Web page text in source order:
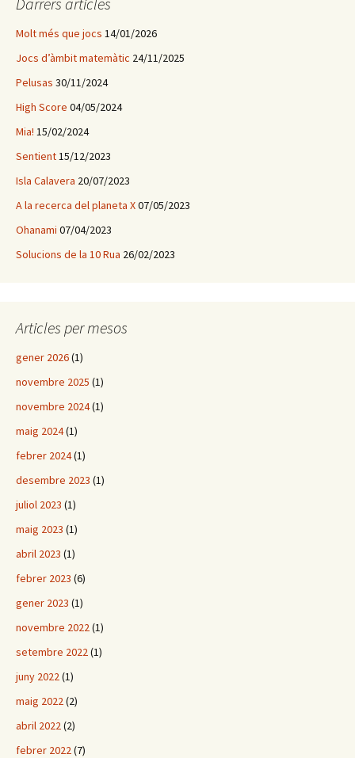
:
Molt més que jocs 14/01/2026
Jocs d’àmbit matemàtic 24/11/2025
Pelusas 30/11/2024
High Score 04/05/2024
Mia! 15/02/2024
Sentient15/12/2023
Isla Calavera 20/07/2023
A la recerca del planeta X07/05/2023
Ohanami 07/04/2023
Solucions de la 10 Rua 26/02/2023
Articles per mesos
gener 2026(1)
novembre 2025 (1)
novembre 2024(1)
maig 2024(1)
febrer 2024(1)
desembre 2023 (1)
juliol 2023 (1)
maig 2023 (1)
abril 2023 (1)
febrer 2023 (6)
gener 2023 (1)
novembre 2022(1)
setembre 2022(1)
juny 2022(1)
maig 2022(2)
abril 2022(2)
febrer 2022(7)